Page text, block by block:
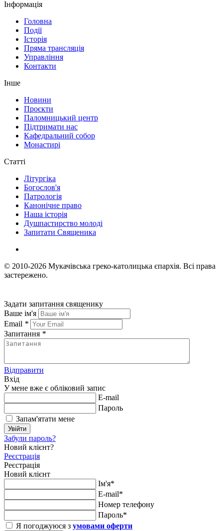
Інформація
Головна
Події
Історія
Пряма трансляція
Управління
Контакти
Інше
Новини
Проєкти
Паломницький центр
Підтримати нас
Кафедральний собор
Монастирі
Статті
Літургіка
Богослов'я
Патрологія
Канонічне право
Наша історія
Душпастирство молоді
Запитати Священика
© 2010-2026 Мукачівська греко-католицька єпархія. Всі права
застережено.
Задати запитання священику
Ваше ім'я
Email *
Запитання *
Відправити
Вхід
У мене вже є обліковий запис
E-mail
Пароль
Запам'ятати мене
Увійти
Забули пароль?
Новий клієнт?
Реєстрація
Реєстрація
Новий клієнт
Ім'я*
E-mail*
Номер телефону
Пароль*
Я погоджуюся з умовами оферти